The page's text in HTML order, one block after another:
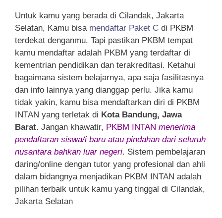
Untuk kamu yang berada di Cilandak, Jakarta
Selatan, Kamu bisa mendaftar Paket C di PKBM
terdekat denganmu. Tapi pastikan PKBM tempat
kamu mendaftar adalah PKBM yang terdaftar di
kementrian pendidikan dan terakreditasi. Ketahui
bagaimana sistem belajarnya, apa saja fasilitasnya
dan info lainnya yang dianggap perlu. Jika kamu
tidak yakin, kamu bisa mendaftarkan diri di PKBM
INTAN yang terletak di Kota Bandung, Jawa
Barat. Jangan khawatir, PKBM INTAN menerima
pendaftaran siswa/i baru atau pindahan dari seluruh
nusantara bahkan luar negeri. Sistem pembelajaran
daring/online dengan tutor yang profesional dan ahli
dalam bidangnya menjadikan PKBM INTAN adalah
pilihan terbaik untuk kamu yang tinggal di Cilandak,
Jakarta Selatan